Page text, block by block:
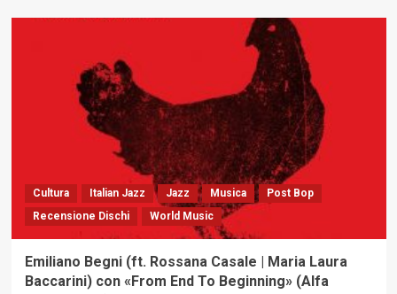
su
Trio
con
«L’uomo
del
‘900»,
tra
nostalgia
e
contemporaneità
(EMME
Records,
2025)
Cultura Italian Jazz Jazz Musica
Post Bop
Recensione Dischi
World Music
Emiliano Begni (ft. Rossana Casale | Maria Laura
Baccarini) con «From End To Beginning» (Alfa